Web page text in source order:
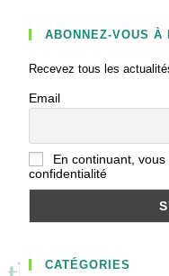
ABONNEZ-VOUS
Recevez tous les
Email
En continuant,
confidentialité
CATÉGORIES